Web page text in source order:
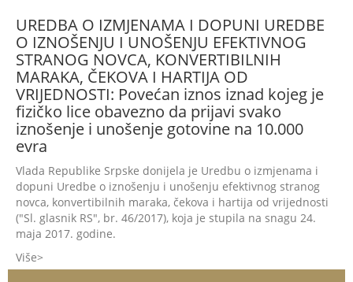
UREDBA O IZMJENAMA I DOPUNI UREDBE
O IZNOŠENJU I UNOŠENJU EFEKTIVNOG
STRANOG NOVCA, KONVERTIBILNIH
MARAKA, ČEKOVA I HARTIJA OD
VRIJEDNOSTI: Povećan iznos iznad kojeg je
fizičko lice obavezno da prijavi svako
iznošenje i unošenje gotovine na 10.000
evra
Vlada Republike Srpske donijela je Uredbu o izmjenama i
dopuni Uredbe o iznošenju i unošenju efektivnog stranog
novca, konvertibilnih maraka, čekova i hartija od vrijednosti
("Sl. glasnik RS", br. 46/2017), koja je stupila na snagu 24.
maja 2017. godine.
Više